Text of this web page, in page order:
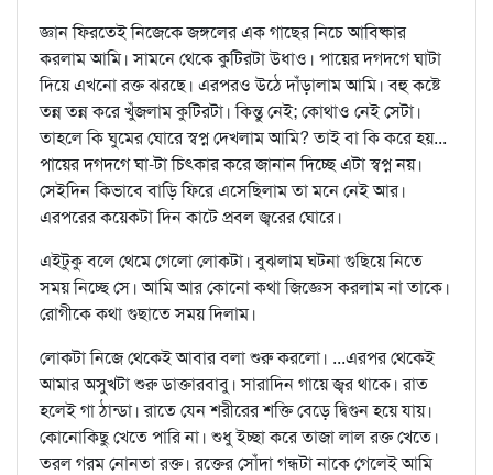
জ্ঞান ফিরতেই নিজেকে জঙ্গলের এক গাছের নিচে আবিষ্কার
করলাম আমি। সামনে থেকে কুটিরটা উধাও। পায়ের দগদগে ঘাটা
দিয়ে এখনো রক্ত ঝরছে। এরপরও উঠে দাঁড়ালাম আমি। বহু কষ্টে
তন্ন তন্ন করে খুঁজলাম কুটিরটা। কিন্তু নেই; কোথাও নেই সেটা।
তাহলে কি ঘুমের ঘোরে স্বপ্ন দেখলাম আমি? তাই বা কি করে হয়...
পায়ের দগদগে ঘা-টা চিৎকার করে জানান দিচ্ছে এটা স্বপ্ন নয়।
সেইদিন কিভাবে বাড়ি ফিরে এসেছিলাম তা মনে নেই আর।
এরপরের কয়েকটা দিন কাটে প্রবল জ্বরের ঘোরে।
এইটুকু বলে থেমে গেলো লোকটা। বুঝলাম ঘটনা গুছিয়ে নিতে
সময় নিচ্ছে সে। আমি আর কোনো কথা জিজ্ঞেস করলাম না তাকে।
রোগীকে কথা গুছাতে সময় দিলাম।
লোকটা নিজে থেকেই আবার বলা শুরু করলো। ...এরপর থেকেই
আমার অসুখটা শুরু ডাক্তারবাবু। সারাদিন গায়ে জ্বর থাকে। রাত
হলেই গা ঠান্ডা। রাতে যেন শরীরের শক্তি বেড়ে দ্বিগুন হয়ে যায়।
কোনোকিছু খেতে পারি না। শুধু ইচ্ছা করে তাজা লাল রক্ত খেতে।
তরল গরম নোনতা রক্ত। রক্তের সোঁদা গন্ধটা নাকে গেলেই আমি